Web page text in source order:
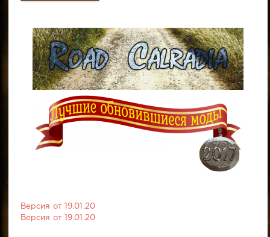
Версия от 19.01.20
Версия от 19.01.20